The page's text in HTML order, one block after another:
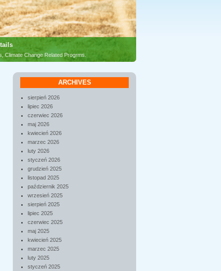
Climate Change Related Progrms.
ARCHIVES
sierpień 2026
lipiec 2026
czerwiec 2026
maj 2026
kwiecień 2026
marzec 2026
luty 2026
styczeń 2026
grudzień 2025
listopad 2025
październik 2025
wrzesień 2025
sierpień 2025
lipiec 2025
czerwiec 2025
maj 2025
kwiecień 2025
marzec 2025
luty 2025
styczeń 2025